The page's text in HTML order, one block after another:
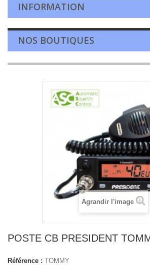
INFORMATION
NOS BOUTIQUES
Agrandir l'image
POSTE CB PRESIDENT
Référence : TOMMY